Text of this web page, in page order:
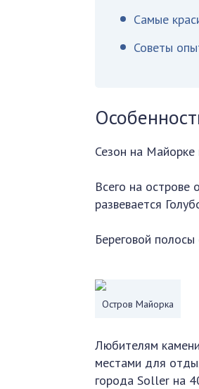
Самые
Советы
Сезон на Майорке
Всего на острове
развевается
Береговой
Остров Майорка
Любителям
местами для
города Soller на